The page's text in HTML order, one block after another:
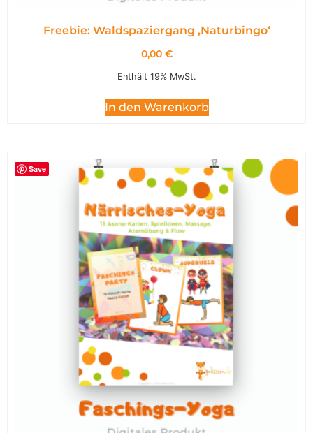
Freebie: Waldspaziergang ,Naturbingo‘
0,00 €
Enthält 19% MwSt.
In den Warenkorb
Save